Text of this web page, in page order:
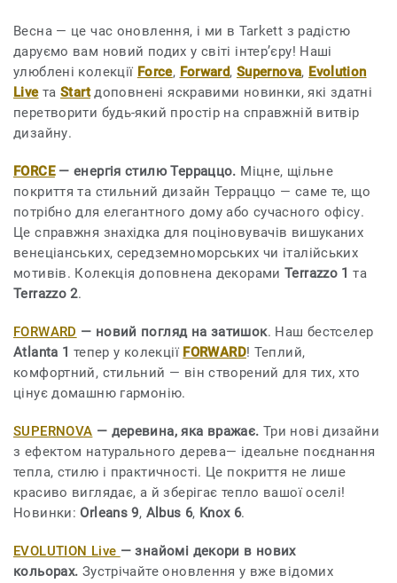
Весна — це час оновлення, і ми в Tarkett з радістю
даруємо вам новий подих у світі інтер’єру! Наші
улюблені колекції Force, Forward, Supernova, Evolution
LiveтаStartдоповнені яскравими новинки, які здатні
перетворити будь-який простір на справжній витвір
дизайну.
FORCE — енергія стилю Терраццо. Міцне, щільне
покриття та стильний дизайн Терраццо — саме те, що
потрібно для елегантного дому або сучасного офісу.
Це справжня знахідка для поціновувачів вишуканих
венеціанських, середземноморських чи італійських
мотивів. Колекція доповнена декорамиTerrazzo 1 та
Terrazzo 2.
FORWARD — новий погляд на затишок. Наш бестселер
Atlanta 1 тепер у колекції FORWARD! Теплий,
комфортний, стильний — він створений для тих, хто
цінує домашню гармонію.
SUPERNOVA — деревина, яка вражає. Три нові дизайни
з ефектом натурального дерева— ідеальне поєднання
тепла, стилю і практичності. Це покриття не лише
красиво виглядає, а й зберігає тепло вашої оселі!
Новинки: Orleans 9, Albus 6, Knox 6.
EVOLUTION Live — знайомі декори в нових
кольорах. Зустрічайте оновлення у вже відомих